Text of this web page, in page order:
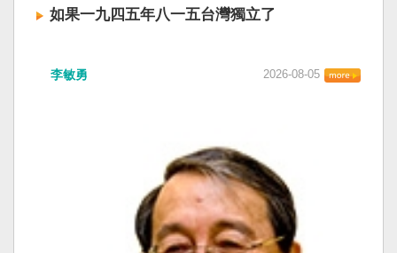
如果一九四五年八一五台灣獨立了
李敏勇 2026-08-05